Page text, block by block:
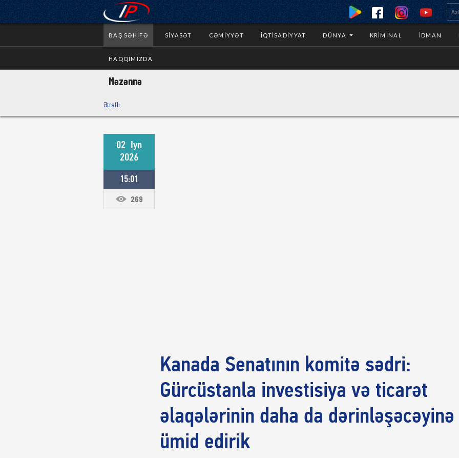
BAŞ SƏHIFƏ SIYASƏT CƏMIYYƏT İQTISADIYYAT DÜNYA KRIMINAL İDMAN
HAQQIMIZDA
Məzənnə
Ətraflı
02 Iyn
2026
15:01
269
Kanada Senatının komitə sədri:
Gürcüstanla investisiya və ticarət
əlaqələrinin daha da dərinləşəcəyinə
ümid edirik